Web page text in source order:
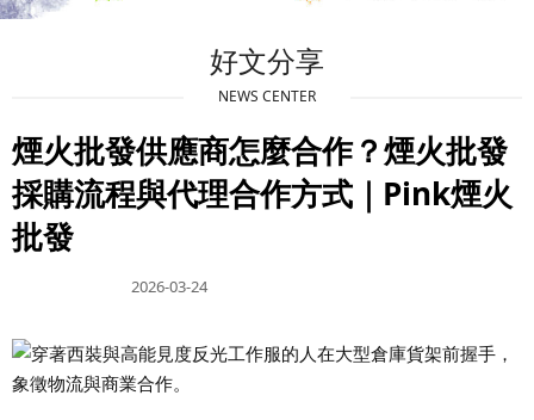
好文分享
NEWS CENTER
煙火批發供應商怎麼合作？煙火批發
採購流程與代理合作方式｜Pink煙火
批發
2026-03-24